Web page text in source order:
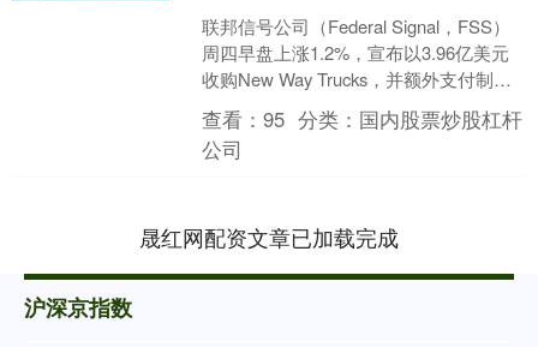
联邦信号公司（Federal Signal，FSS）
周四早盘上涨1.2%，宣布以3.96亿美元
收购New Way Trucks，并额外支付制造
设施费用。此次收购....
查看：95 分类： 国内股票炒股杠杆
公司
晟红网配资文章已加载完成
沪深京指数